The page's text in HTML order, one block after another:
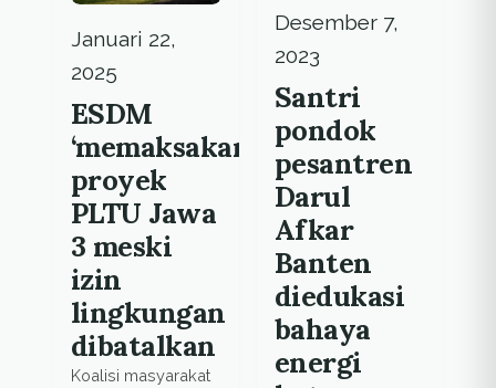
Januari 22,
2025
ESDM
‘memaksakan’
proyek
PLTU Jawa
3 meski
izin
lingkungan
dibatalkan
Koalisi masyarakat
Desember 7,
2023
Santri
pondok
pesantren
Darul
Afkar
Banten
diedukasi
bahaya
energi